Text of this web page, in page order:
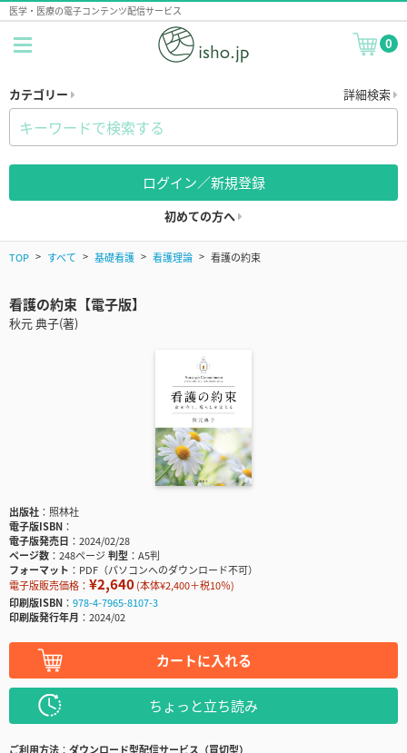
医学・医療の電子コンテンツ配信サービス
0
カテゴリー 詳細検索
ログイン／新規登録
初めての方へ
TOP すべて 基礎看護 看護理論 看護の約束
看護の約束【電子版】
秋元 典子(著)
出版社
照林社
電子版ISBN
電子版発売日
2024/02/28
ページ数
248ページ判型
A5判
フォーマット
PDF（パソコンへのダウンロード不可）
電子版販売価格： ¥2,640(本体¥2,400＋税10％)
印刷版ISBN
978-4-7965-8107-3
印刷版発行年月
2024/02
カートに入れる
ちょっと立ち読み
ご利用方法
ダウンロード型配信サービス（買切型）